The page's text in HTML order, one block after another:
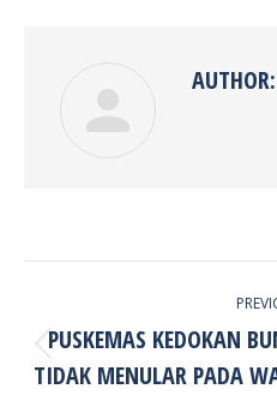
AUTHOR:
PUSKEMAS KEDOKAN
TIDAK MENULAR PADA